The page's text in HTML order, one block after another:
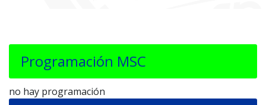
Programación MSC
no hay programación